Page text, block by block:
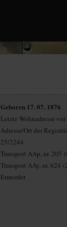
Geboren 17. 07. 1876
Letzte Wohnadresse
Adresse/Ort der
25/2244
Transport AAp, nr. 205
Transport AAy, nr. 624
Ermordet